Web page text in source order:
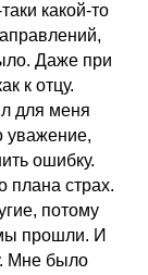
какой-то
Даже при
к отцу.
для меня
уважение,
ошибку.
плана страх.
потому
прошли. И
Мне было